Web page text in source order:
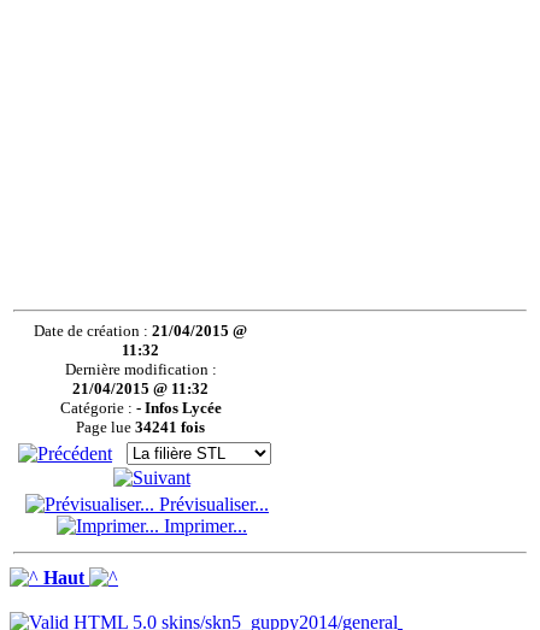
Date de création :21/04/2015 @
11:32
Dernière modification :
21/04/2015 @ 11:32
Catégorie : - Infos Lycée
Page lue34241 fois
Prévisualiser...
Imprimer...
Haut